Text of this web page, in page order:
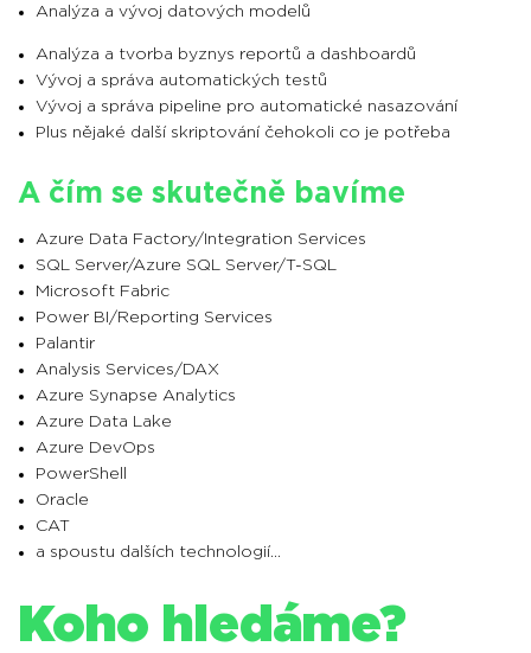
Analýza a vývoj datových modelů
Analýza a tvorba byznys reportů a dashboardů
Vývoj a správa automatických testů
Vývoj a správa pipeline pro automatické nasazování
Plus nějaké další skriptování čehokoli co je potřeba
A čím se skutečně bavíme
Azure Data Factory/Integration Services
SQL Server/Azure SQL Server/T-SQL
Microsoft Fabric
Power BI/Reporting Services
Palantir
Analysis Services/DAX
Azure Synapse Analytics
Azure Data Lake
Azure DevOps
PowerShell
Oracle
CAT
a spoustu dalších technologií...
Koho hledáme?